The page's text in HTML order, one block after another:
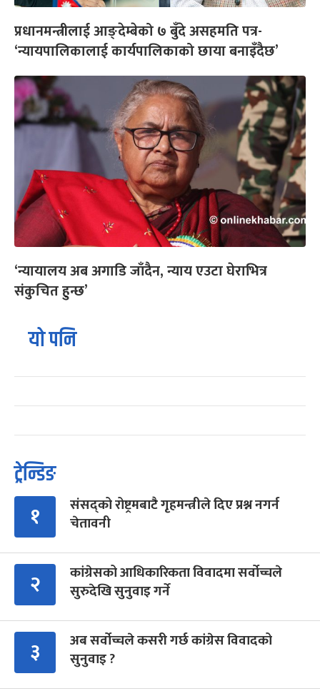
प्रधानमन्त्रीलाई आङ्देम्बेको ७ बुँदे असहमति पत्र-
‘न्यायपालिकालाई कार्यपालिकाको छाया बनाइँदैछ’
‘न्यायालय अब अगाडि जाँदैन, न्याय एउटा घेराभित्र
संकुचित हुन्छ’
यो पनि
ट्रेन्डिङ
१
संसद्को रोष्ट्रमबाटै गृहमन्त्रीले दिए प्रश्न नगर्न
चेतावनी
२
कांग्रेसको आधिकारिकता विवादमा सर्वोच्चले
सुरुदेखि सुनुवाइ गर्ने
३
अब सर्वोच्चले कसरी गर्छ कांग्रेस विवादको
सुनुवाइ ?